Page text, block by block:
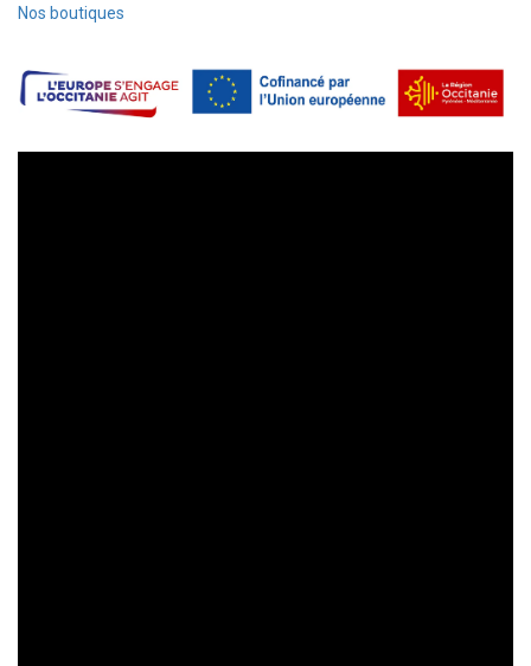
Nos boutiques